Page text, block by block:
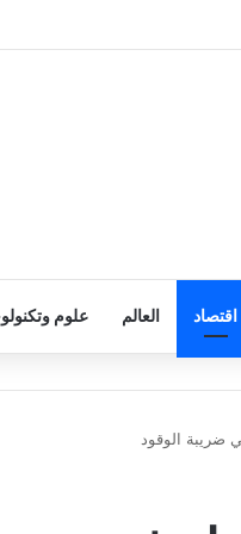
اقتصاد العالم علوم
ضريبة الوقود